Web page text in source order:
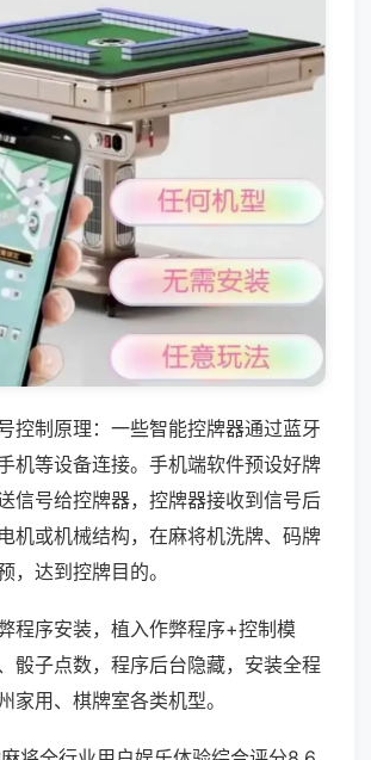
控制原理：一些智能控牌器通过蓝牙
机等设备连接。手机端软件预设好牌
信号给控牌器，控牌器接收到信号后
机或机械结构，在麻将机洗牌、码牌
，达到控牌目的。
程序安装，植入作弊程序+控制模
骰子点数，程序后台隐藏，安装全程
家用、棋牌室各类机型。